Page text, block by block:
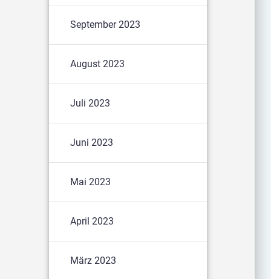
September 2023
August 2023
Juli 2023
Juni 2023
Mai 2023
April 2023
März 2023